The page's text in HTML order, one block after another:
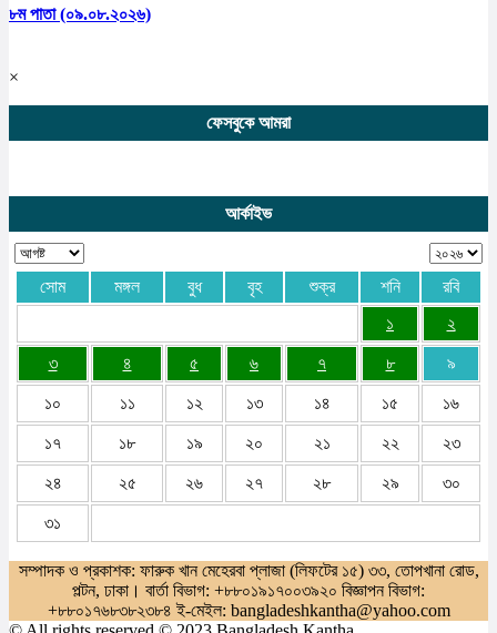
৮ম পাতা (০৯.০৮.২০২৬)
×
ফেসবুকে আমরা
আর্কাইভ
সোম মঙ্গল বুধ বৃহ শুক্র শনি
রবি
১
২
৩ ৪ ৫ ৬ ৭ ৮ ৯
১০ ১১ ১২ ১৩ ১৪ ১৫ ১৬
১৭ ১৮ ১৯ ২০ ২১ ২২ ২৩
২৪ ২৫ ২৬ ২৭ ২৮ ২৯ ৩০
৩১
সম্পাদক ও প্রকাশক: ফারুক খান মেহেরবা প্লাজা (লিফটের ১৫) ৩৩, তোপখানা রোড,
পল্টন, ঢাকা। বার্তা বিভাগ: +৮৮০১৯১৭০০৩৯২০ বিজ্ঞাপন বিভাগ:
+৮৮০১৭৬৮৩৮২৩৮৪ ই-মেইল: bangladeshkantha@yahoo.com